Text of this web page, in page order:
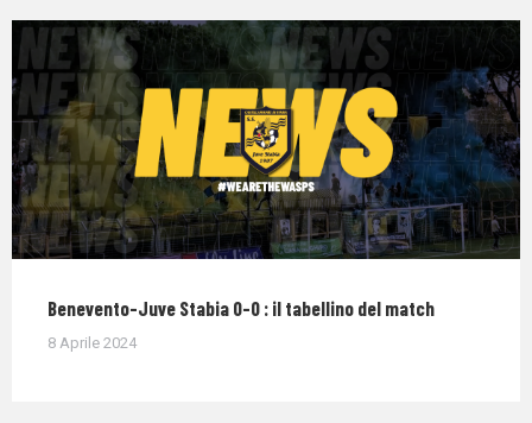
Benevento-Juve Stabia 0-0 : il tabellino del match
8 Aprile 2024